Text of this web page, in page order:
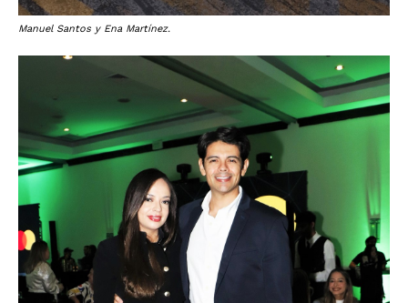
Manuel Santos y Ena Martínez.